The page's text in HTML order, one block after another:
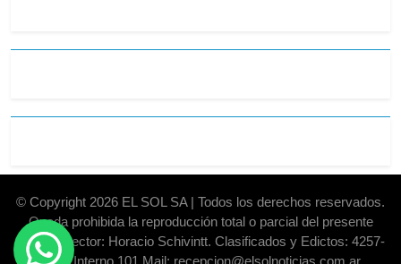
© Copyright 2026 EL SOL SA | Todos los derechos reservados.
Queda prohibida la reproducción total o parcial del presente
diario. Director: Horacio Schivintt. Clasificados y Edictos: 4257-